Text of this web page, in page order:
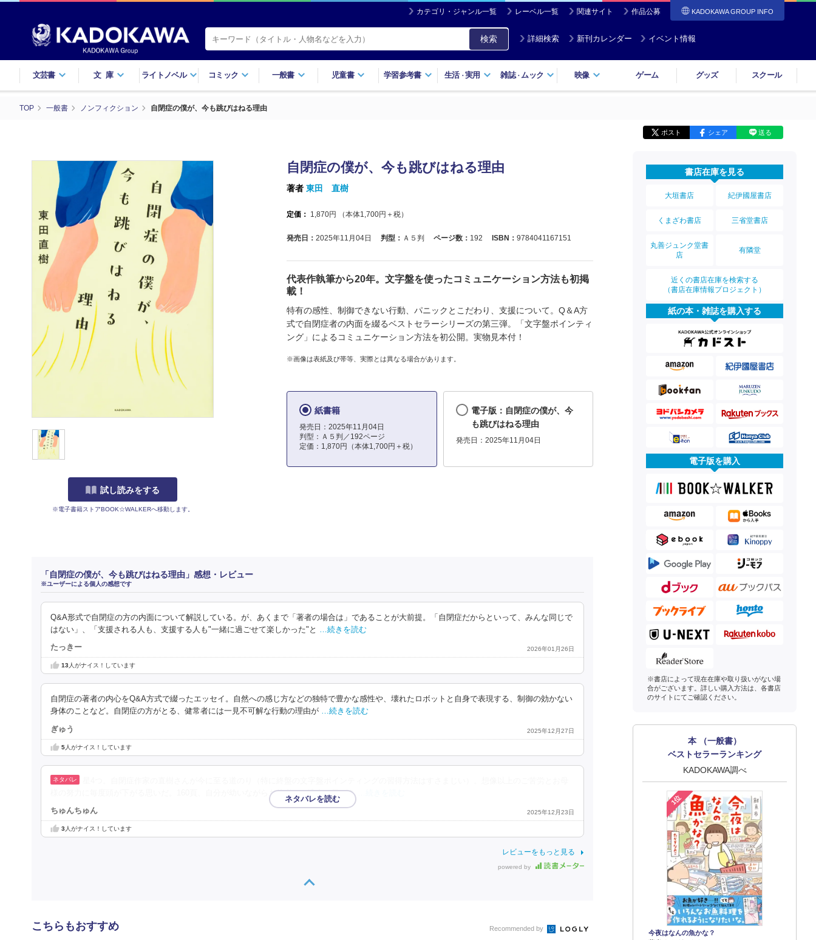
カテゴリ・ジャンル一覧 レーベル一覧 関連サイト 作品公募 KADOKAWA GROUP INFO
検索 詳細検索 新刊カレンダー イベント情報
文芸書 文庫 ライトノベル コミック 一般書 児童書 学習参考書 生活・実用 雑誌・ ムック 映像 ゲーム グッズ スクール
TOP 一般書 ノンフィクション 自閉症の僕が、今も跳びはねる理由
ポスト シェア 送る
試し読みをする
※電子書籍ストアBOOK☆WALKERへ移動します。
自閉症の僕が、今も跳びはねる理由
著者 東田 直樹
定価： 1,870円 （本体1,700円＋税）
発売日： 2025年11月04日 判型： Ａ５判 ページ数： 192 ISBN： 9784041167151
代表作執筆から20年。文字盤を使ったコミュニケーション方法も初掲
載！
特有の感性、制御できない行動、パニックとこだわり、支援について。Q＆A方
式で自閉症者の内面を綴るベストセラーシリーズの第三弾。「文字盤ポインティ
ング」によるコミュニケーション方法を初公開。実物見本付！
※画像は表紙及び帯等、実際とは異なる場合があります。
紙書籍
発売日：2025年11月04日
判型：Ａ５判／192ページ
定価：1,870円（本体1,700円＋税）
電子版：自閉症の僕が、今
も跳びはねる理由
発売日：2025年11月04日
「自閉症の僕が、今も跳びはねる理由」感想・レビュー
※ユーザーによる個人の感想です
Q&A形式で自閉症の方の内面について解説している。が、あくまで「著者の場合は」であることが大前提。「自閉症だからといって、みんな同じで
はない」、「支援される人も、支援する人も"一緒に過ごせて楽しかった"と
…続きを読む
たっきー 2026年01月26日
13人がナイス！しています
自閉症の著者の内心をQ&A方式で綴ったエッセイ。自然への感じ方などの独特で豊かな感性や、壊れたロボットと自身で表現する、制御の効かない
身体のことなど。自閉症の方がとる、健常者には一見不可解な行動の理由が …続きを読む
ぎゅう 2025年12月27日
5人がナイス！しています
様の努力に毎度頭が下がる思いだ。160頁、自分が幼いながらも他者とは違うと気づき
ちゅんちゅん 2025年12月23日
3人がナイス！しています
レビューをもっと見る
powered by
書店在庫を見る
大垣書店 紀伊國屋書店
くまざわ書店 三省堂書店
丸善ジュンク堂書
店
有隣堂
近くの書店在庫を検索する
（書店在庫情報プロジェクト）
紙の本・雑誌を購入する
電子版を購入
※書店によって現在在庫や取り扱いがない場
合がございます。詳しい購入方法は、各書店
のサイトにてご確認ください。
本 （一般書）
ベストセラーランキング
KADOKAWA調べ
1位
今夜はなんの魚かな？
こちらもおすすめ Recommended by